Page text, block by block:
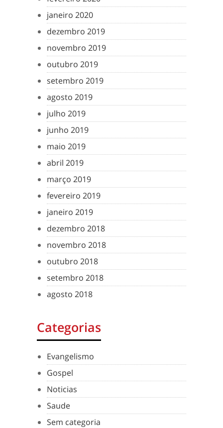
janeiro 2020
dezembro 2019
novembro 2019
outubro 2019
setembro 2019
agosto 2019
julho 2019
junho 2019
maio 2019
abril 2019
março 2019
fevereiro 2019
janeiro 2019
dezembro 2018
novembro 2018
outubro 2018
setembro 2018
agosto 2018
Categorias
Evangelismo
Gospel
Noticias
Saude
Sem categoria